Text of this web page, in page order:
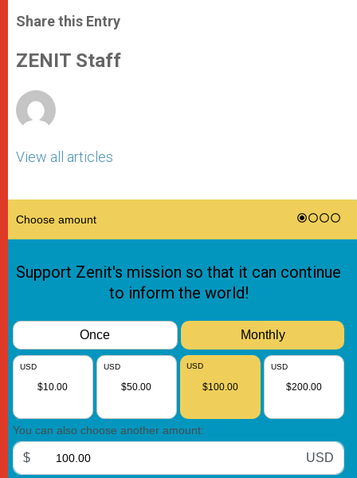
t
s
p
p
s
e
g
e
e
b
o
k
Share this Entry
ZENIT Staff
View all articles